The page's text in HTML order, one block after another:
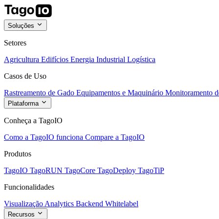
Soluções
Setores
Agricultura Edifícios Energia Industrial Logística
Casos de Uso
Rastreamento de Gado Equipamentos e Maquinário Monitoramento
Plataforma
Conheça a TagoIO
Como a TagoIO funciona Compare a TagoIO
Produtos
TagoIO TagoRUN TagoCore TagoDeploy TagoTiP
Funcionalidades
Visualização Analytics Backend Whitelabel
Recursos